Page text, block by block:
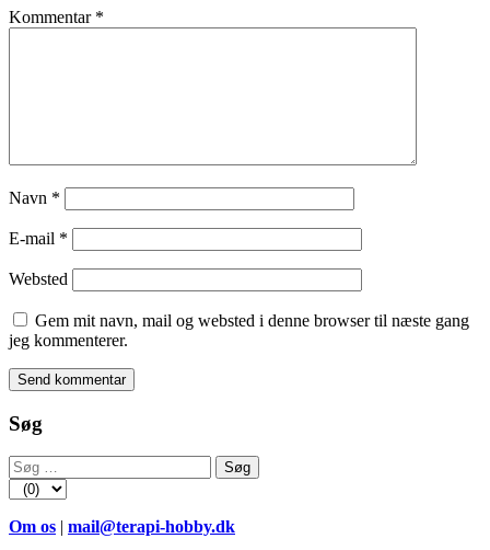
Kommentar *
Navn *
E-mail *
Websted
Gem mit navn, mail og websted i denne browser til næste gang
jeg kommenterer.
Søg
Søg
efter:
Om os | mail@terapi-hobby.dk